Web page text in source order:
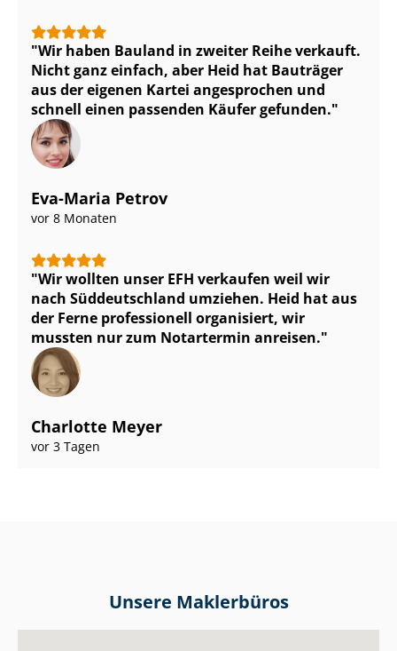
Wir haben Bauland in zweiter Reihe verkauft.
Nicht ganz einfach, aber Heid hat Bauträger
aus der eigenen Kartei angesprochen und
schnell einen passenden Käufer gefunden.
Eva-Maria Petrov
vor 8 Monaten
Wir wollten unser EFH verkaufen weil wir
nach Süddeutschland umziehen. Heid hat aus
der Ferne professionell organisiert, wir
mussten nur zum Notartermin anreisen.
Charlotte Meyer
vor 3 Tagen
Unsere Maklerbüros